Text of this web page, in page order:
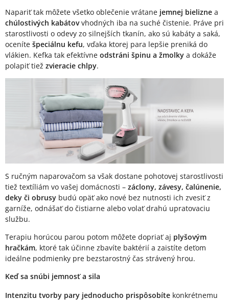
Napariť tak môžete všetko oblečenie vrátane jemnej bielizne a
chúlostivých kabátovvhodných iba na suché čistenie. Práve pri
starostlivosti o odevy zo silnejších tkanín, ako sú kabáty a saká,
oceníte špeciálnu kefu, vďaka ktorej para lepšie preniká do
vlákien. Kefka tak efektívne odstráni špinu a žmolky a dokáže
polapiť tiež zvieracie chlpy.
S ručným naparovačom sa však dostane pohotovej starostlivosti
tiež textíliám vo vašej domácnosti – záclony, závesy, čalúnenie,
deky či obrusy budú opäť ako nové bez nutnosti ich zvesiť z
garníže, odnášať do čistiarne alebo volať drahú upratovaciu
službu.
Terapiu horúcou parou potom môžete dopriať aj plyšovým
hračkám, ktoré tak účinne zbavíte baktérií a zaistíte deťom
ideálne podmienky pre bezstarostný čas strávený hrou.
Keď sa snúbi jemnosť a sila
Intenzitu tvorby pary jednoducho prispôsobíte konkrétnemu